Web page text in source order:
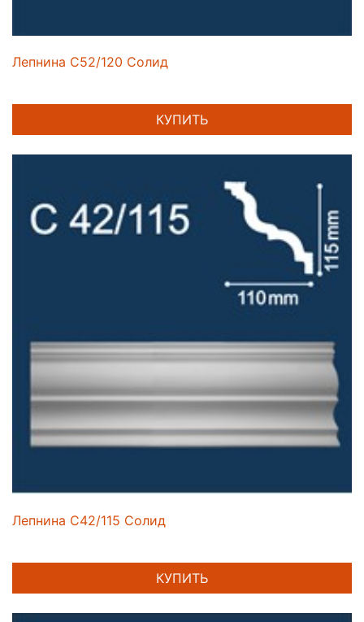
Лепнина C52/120 Солид
КУПИТЬ
Лепнина C42/115 Солид
КУПИТЬ